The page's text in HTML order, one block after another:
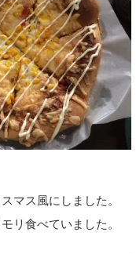
マス風にしました。
リ食べていました。